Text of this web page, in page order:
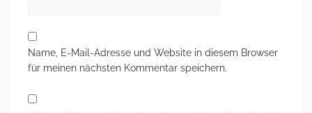
Name, E-Mail-Adresse und Website in diesem Browser
für meinen nächsten Kommentar speichern.